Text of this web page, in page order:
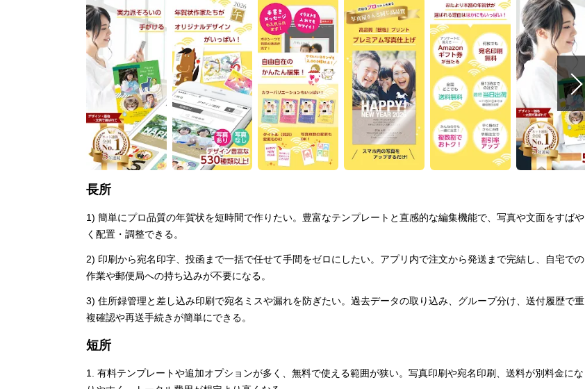
長所
1) 簡単にプロ品質の年賀状を短時間で作りたい。豊富なテンプレートと直感的な編集機能で、写真や文面をすばや
く配置・調整できる。
2) 印刷から宛名印字、投函まで一括で任せて手間をゼロにしたい。アプリ内で注文から発送まで完結し、自宅での
作業や郵便局への持ち込みが不要になる。
3) 住所録管理と差し込み印刷で宛名ミスや漏れを防ぎたい。過去データの取り込み、グループ分け、送付履歴で重
複確認や再送手続きが簡単にできる。
短所
1. 有料テンプレートや追加オプションが多く、無料で使える範囲が狭い。写真印刷や宛名印刷、送料が別料金にな